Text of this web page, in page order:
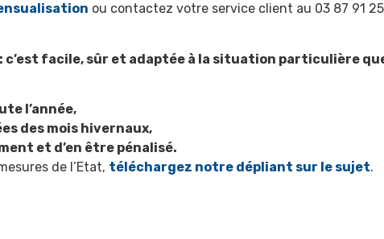
ou contactez votre service client au 03 87 91 25
c’est facile, sûr et adaptée à la situation particulière
l’année,
des mois hivernaux,
et d’en être pénalisé.
de l’Etat, téléchargez notre dépliant sur le sujet.